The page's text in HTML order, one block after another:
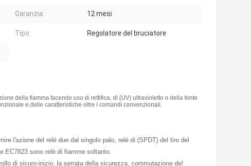
Garanzia: 12 mesi
Tipo: Regolatore del bruciatore
della fiamma facendo uso di rettifica, di (UV) ultravioletto o della fonte
e delle caratteristiche oltre i comandi convenzionali.
l'azione del relè due dal singolo palo, relè di (SPDT) del tiro del
EC7823 sono relè di fiamme soltanto.
di sicuro-inizio, la serrata della sicurezza, commutazione del